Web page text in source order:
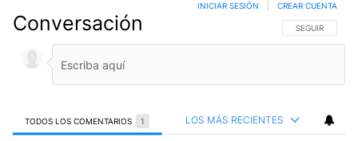
Conversación SIGA ESTA
SEGUIR
INICIAR SESIÓN CREAR CUENTA
TODOS LOS COMENTARIOS 1 LOS MÁS RECIENTES